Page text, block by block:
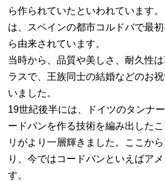
ら作られていたといわれています
は、スペインの都市コルドバで最
ら由来されています。
当時から、品質や美しさ、耐久性
ラスで、王族同士の結婚などのお
いました。
19世紀後半には、ドイツのタンナ
ードバンを作る技術を編み出した
リがより一層輝きました。ここか
り、今ではコードバンといえばア
す。